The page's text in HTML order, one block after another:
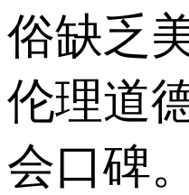
俗缺乏
伦理道
会口碑